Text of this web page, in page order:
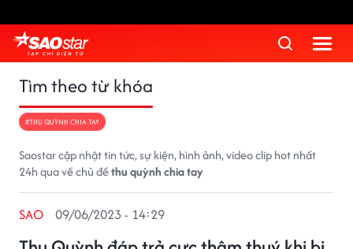
Tìm theo từ khóa
#THU QUỲNH CHIA TAY
Saostar cập nhật tin tức, sự kiện, hình ảnh, video clip hot nhất
24h qua về chủ đềthu quỳnh chia tay
SAO 09/06/2023 - 14:29